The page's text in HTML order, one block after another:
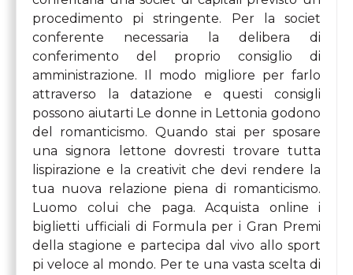
procedimento pi stringente. Per la societ
conferente necessaria la delibera di
conferimento del proprio consiglio di
amministrazione. Il modo migliore per farlo
attraverso la datazione e questi consigli
possono aiutarti Le donne in Lettonia godono
del romanticismo. Quando stai per sposare
una signora lettone dovresti trovare tutta
lispirazione e la creativit che devi rendere la
tua nuova relazione piena di romanticismo.
Luomo colui che paga. Acquista online i
biglietti ufficiali di Formula per i Gran Premi
della stagione e partecipa dal vivo allo sport
pi veloce al mondo. Per te una vasta scelta di